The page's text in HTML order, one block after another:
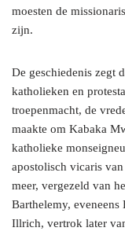
moesten de
zijn.
De geschiedenis zegt
katholieken en
troepenmacht, de
maakte om Kabaka
katholieke
apostolisch vicaris
meer, vergezeld van
Barthelemy, eveneens
Illrich, vertrok later